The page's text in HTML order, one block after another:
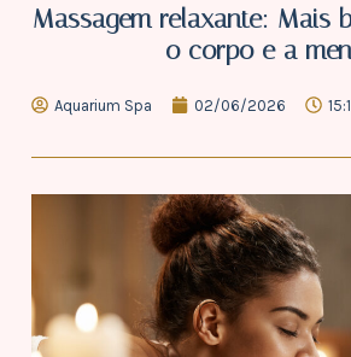
Massagem relaxante: Mais
o corpo e a
Aquarium Spa 02/06/2026